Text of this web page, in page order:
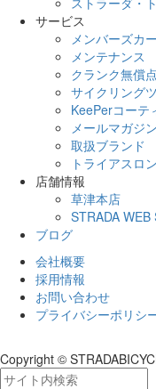
サービス
メンバーズカ
メンテナンス
クランク無償
サイクリング
KeePerコーテ
メールマガジン
取扱ブランド
トライアスロン
店舗情報
草津本店
STRADA WEB
ブログ
会社概要
採用情報
お問い合わせ
プライバシーポリシ
Copyright ©